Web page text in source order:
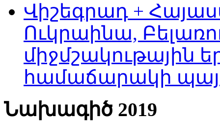
Վիշեգրադ +
Ուկրաինա,
միջմշակութային
համաճարակի
Նախագիծ 2019